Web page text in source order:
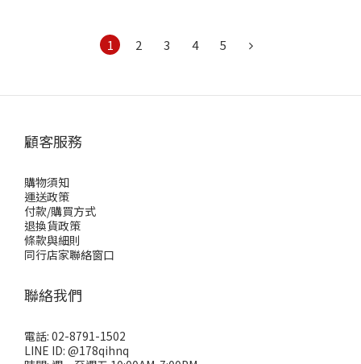
1 2 3 4 5
顧客服務
購物須知
運送政策
付款/購買方式
退換貨政策
條款與細則
同行店家聯絡窗口
聯絡我們
電話: 02-8791-1502
LINE ID: @178qihnq